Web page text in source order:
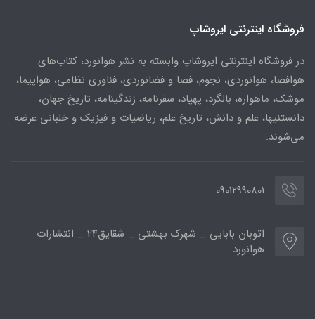
فروشگاه اینترنتی ایروشاپ
در فروشگاه اینترنتی ایروشاپ وابسته به نشر هوانورد، کتاب‌های
هوافضا، هوانوردی، نجوم، فضا و فضانوردی، فناوری نظامی، هواپیما،
موشک، ماهواره، بالگرد، پهپاد، سفرنامه، زندگینامه، تاریخ جهان،
دانستنیها، علم و دانش، تاریخ علم، ریاضیات و فیزیک و خلبانی عرضه
می‌شوند.
09012990801
اتوبان بابایی _ شهرک بهشتی _ شقایق24 _ انتشارات
هوانورد